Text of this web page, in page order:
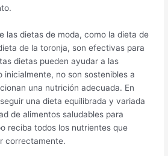
las dietas de moda, como la dieta de
de la toronja, son efectivas para
dietas pueden ayudar a las
inicialmente, no son sostenibles a
una nutrición adecuada. En
una dieta equilibrada y variada
de alimentos saludables para
reciba todos los nutrientes que
correctamente.